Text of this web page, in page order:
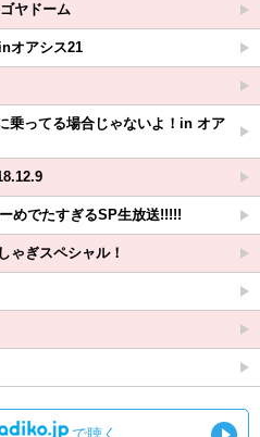
ヤドーム
オアシス21
乗ってる場合じゃないよ！in オア
めでたすぎるSP生放送!!!!!
ゃぎスペシャル！